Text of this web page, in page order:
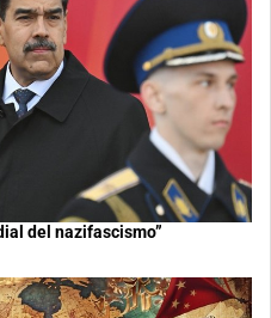
del nazifascismo”